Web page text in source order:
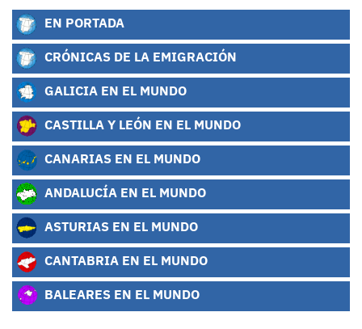
EN PORTADA
CRÓNICAS DE LA EMIGRACIÓN
GALICIA EN EL MUNDO
CASTILLA Y LEÓN EN EL MUNDO
CANARIAS EN EL MUNDO
ANDALUCÍA EN EL MUNDO
ASTURIAS EN EL MUNDO
CANTABRIA EN EL MUNDO
BALEARES EN EL MUNDO